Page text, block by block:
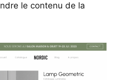
le contenu de la